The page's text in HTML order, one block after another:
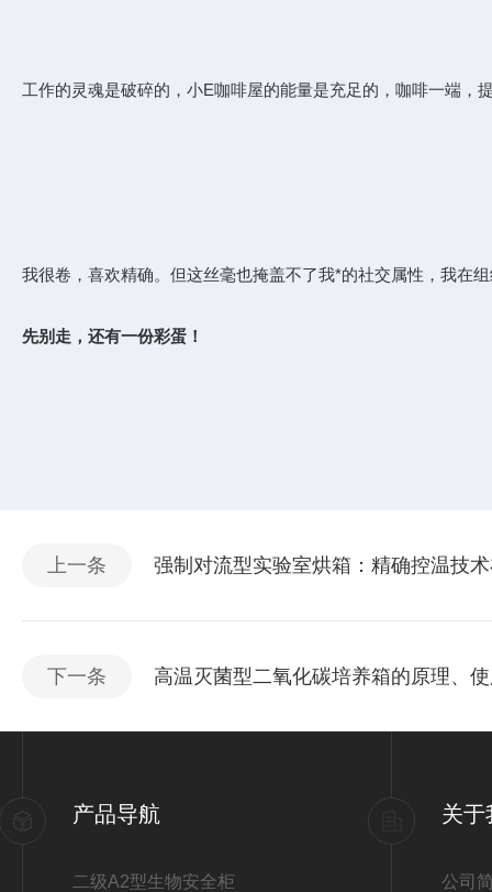
工作的灵魂是破碎的，小E咖啡屋的能量是充足的，咖啡一端，
我很卷，喜欢精确。但这丝毫也掩盖不了我*的社交属性，我在
先别走，还有一份彩蛋！
上一条 强制对流型实验室烘箱：精确控温技
下一条 高温灭菌型二氧化碳培养箱的原理、
产品导航
二级A2型生物安全柜
关于
公司